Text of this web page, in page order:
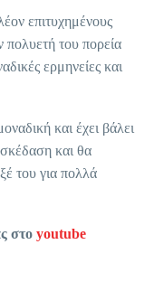
επιτυχημένους
πολυετή του πορεία
ερμηνείες και
και έχει βάλει
και θα
του για πολλά
στο youtube